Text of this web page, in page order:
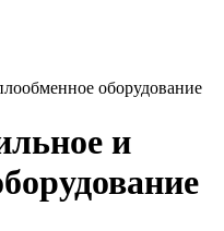
оборудование
и